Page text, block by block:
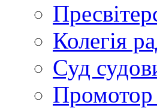
Колегія
Суд
Промотор